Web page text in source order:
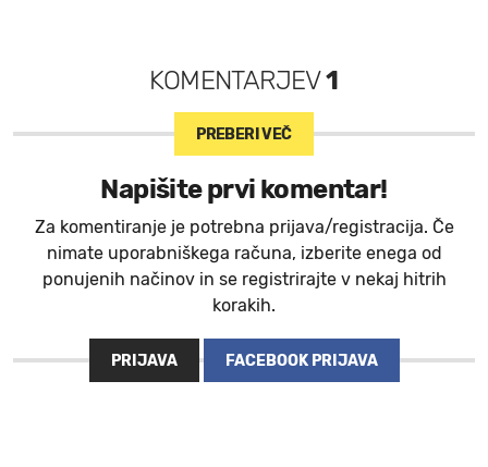
KOMENTARJEV1
PREBERI VEČ
Napišite prvi komentar!
Za komentiranje je potrebna prijava/registracija. Če
nimate uporabniškega računa, izberite enega od
ponujenih načinov in se registrirajte v nekaj hitrih
korakih.
PRIJAVA FACEBOOK PRIJAVA